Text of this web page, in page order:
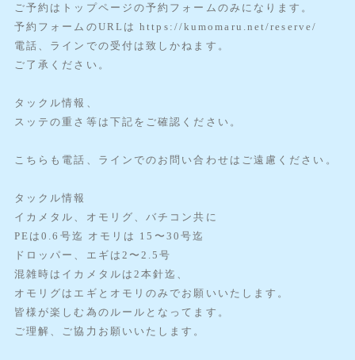
ご予約はトップページの予約フォームのみになります。
予約フォームのURLは https://kumomaru.net/reserve/
電話、ラインでの受付は致しかねます。
ご了承ください。
タックル情報、
スッテの重さ等は下記をご確認ください。
こちらも電話、ラインでのお問い合わせはご遠慮ください。
タックル情報
イカメタル、オモリグ、バチコン共に
PEは0.6号迄 オモリは 15〜30号迄
ドロッパー、エギは2〜2.5号
混雑時はイカメタルは2本針迄、
オモリグはエギとオモリのみでお願いいたします。
皆様が楽しむ為のルールとなってます。
ご理解、ご協力お願いいたします。